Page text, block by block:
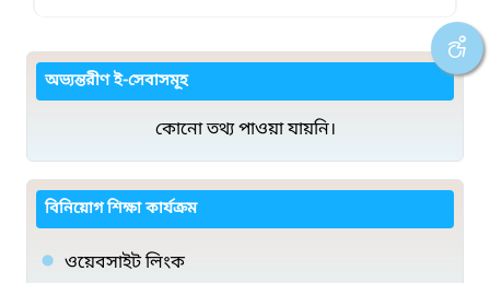
অভ্যন্তরীণ ই-সেবাসমূহ
কোনো তথ্য পাওয়া যায়নি।
বিনিয়োগ শিক্ষা কার্যক্রম
ওয়েবসাইট লিংক